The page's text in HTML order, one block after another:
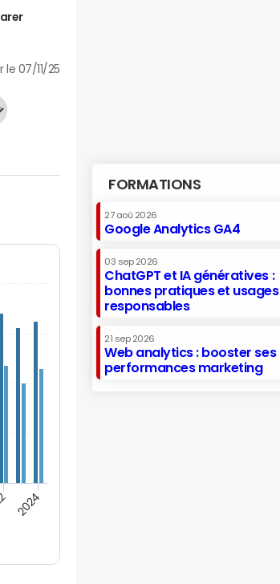
le 07/11/25
2024
FORMATIONS
27 aoû 2026
Google Analytics GA4
03 sep 2026
ChatGPT et IA génératives :
bonnes pratiques et usages
responsables
21 sep 2026
Web analytics : booster ses
performances marketing